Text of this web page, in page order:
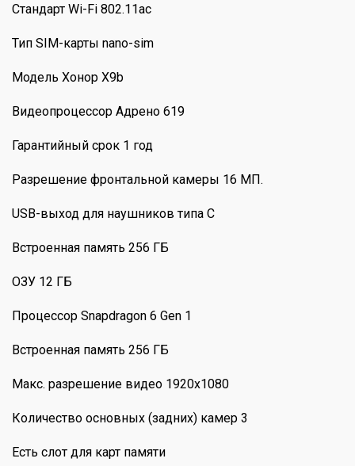
Стандарт Wi-Fi 802.11ac
Тип SIM-карты nano-sim
Модель Хонор X9b
Видеопроцессор Адрено 619
Гарантийный срок 1 год
Разрешение фронтальной камеры 16 МП.
USB-выход для наушников типа C
Встроенная память 256 ГБ
ОЗУ 12 ГБ
Процессор Snapdragon 6 Gen 1
Встроенная память 256 ГБ
Макс. разрешение видео 1920x1080
Количество основных (задних) камер 3
Есть слот для карт памяти